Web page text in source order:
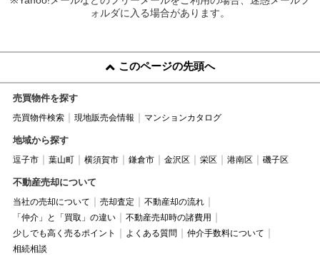
ォルダに入る場合があります。
このページの先頭へ
売買物件を探す
売買物件検索 現地販売会情報 マンションカタログ
地域から探す
逗子市 葉山町 横須賀市 鎌倉市 金沢区 栄区 港南区 磯子区
不動産売却について
当社の売却について 売却査定
不動産却の流れ
「仲介」と「買取」の違い
不動産売却時の諸費用
少しでも高く売るポイント
よくある質問
仲介手数料について
相続相談